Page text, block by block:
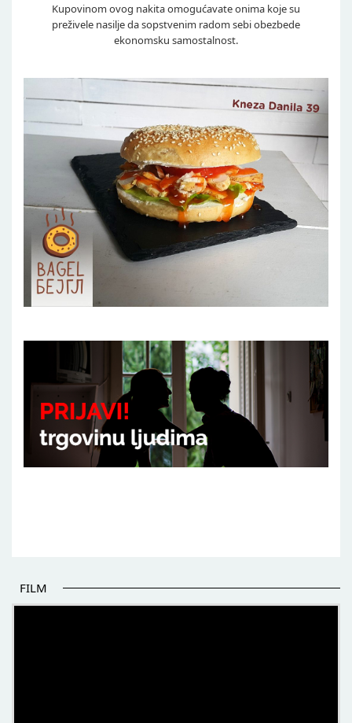
Kupovinom ovog nakita omogućavate onima koje su
preživele nasilje da sopstvenim radom sebi obezbede
ekonomsku samostalnost.
FILM